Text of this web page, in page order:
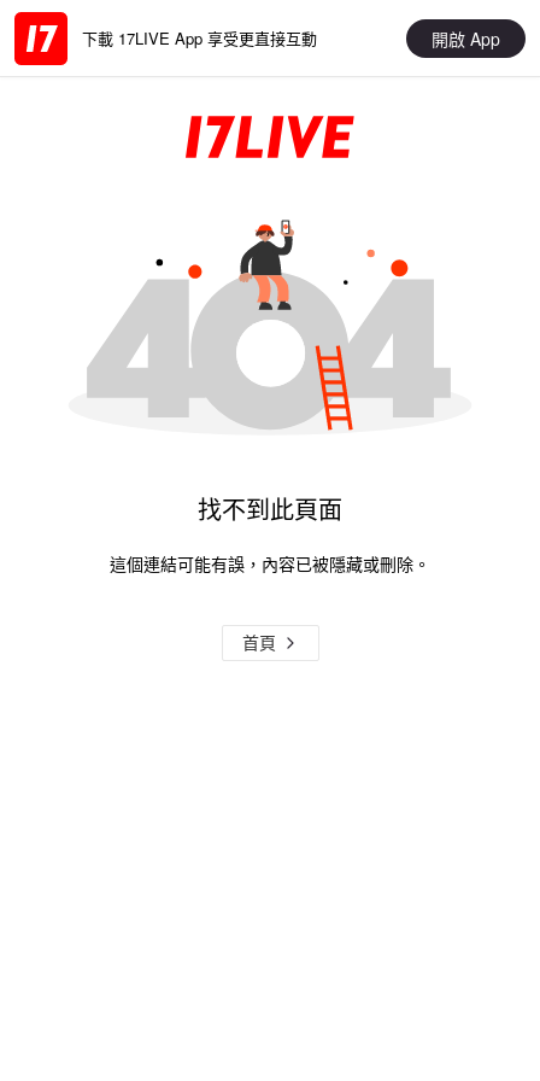
下載 17LIVE App 享受更直接互動 開啟 App
找不到此頁面
這個連結可能有誤，內容已被隱藏或刪除。
首頁